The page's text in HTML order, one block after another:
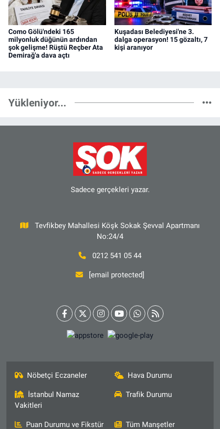
Como Gölü'ndeki 165
milyonluk düğünün ardından
şok gelişme! Rüştü Reçber Ata
Demirağ'a dava açtı
Kuşadası Belediyesi'ne 3.
dalga operasyon! 15 gözaltı, 7
kişi aranıyor
Yükleniyor...
Sadece gerçekleri yazar.
Tevfikbey Mahallesi Köşk Sokak Şevval Apartmanı
No:24/4
0212 541 05 44
[email protected]
Nöbetçi Eczaneler Hava Durumu
İstanbul Namaz
Vakitleri
Trafik Durumu
Puan Durumu ve Fikstür Tüm Manşetler